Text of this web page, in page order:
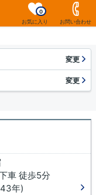
お気に入り
0
お問い合わせ
変更
変更
車 徒歩5分
年)